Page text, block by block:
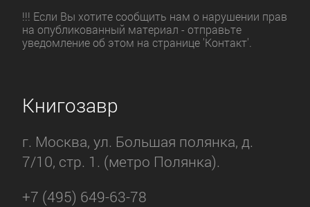
!!! Если Вы хотите сообщить нам о нарушении прав
на опубликованный материал - отправьте
уведомление об этом на странице 'Контакт'.
Книгозавр
г. Москва, ул. Большая полянка, д.
7/10, стр. 1. (метро Полянка).
+7 (495) 649-63-78